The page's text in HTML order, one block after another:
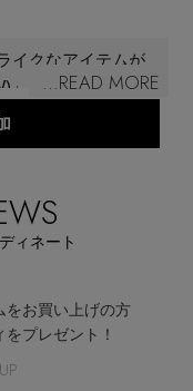
セール情報を
...READ MORE
イクなアイテムが
」。乙女心をくす
ファンが多く、幅
ィネート
をお買い上げの方
プレゼント！